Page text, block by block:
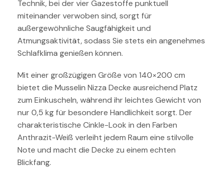
Technik, bei der vier Gazestoffe punktuell
miteinander verwoben sind, sorgt für
außergewöhnliche Saugfähigkeit und
Atmungsaktivität, sodass Sie stets ein angenehmes
Schlafklima genießen können.
Mit einer großzügigen Größe von 140×200 cm
bietet die Musselin Nizza Decke ausreichend Platz
zum Einkuscheln, während ihr leichtes Gewicht von
nur 0,5 kg für besondere Handlichkeit sorgt. Der
charakteristische Cinkle-Look in den Farben
Anthrazit-Weiß verleiht jedem Raum eine stilvolle
Note und macht die Decke zu einem echten
Blickfang.